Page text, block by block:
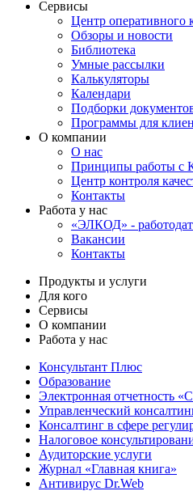
Сервисы
Центр оперативного
Обзоры и новости
Библиотека
Умные рассылки
Калькуляторы
Календари
Подборки
Программы для
О компании
О нас
Принципы работы с
Центр контроля
Контакты
Работа у нас
«ЭЛКОД» -
Вакансии
Контакты
Продукты и услуги
Для кого
Сервисы
О компании
Работа у нас
Консультант Плюс
Образование
Электронная отчетность
Управленческий
Консалтинг в сфере
Налоговое
Аудиторские услуги
Журнал «Главная книга»
Антивирус Dr.Web